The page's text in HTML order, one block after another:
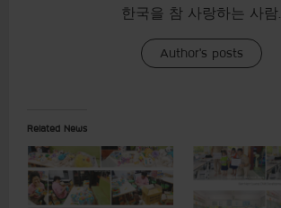
한국을 참 사랑하는 사람.
Author's posts
Related News